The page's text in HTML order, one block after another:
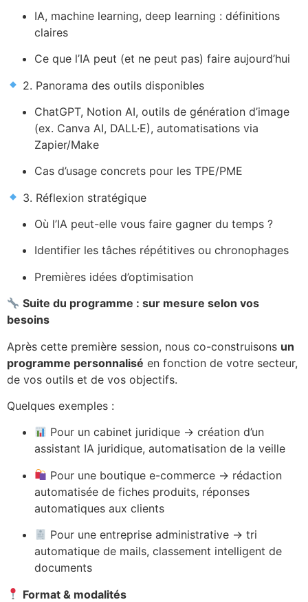
IA, machine learning, deep learning : définitions
claires
Ce que l’IA peut (et ne peut pas) faire aujourd’hui
2. Panorama des outils disponibles
ChatGPT, Notion AI, outils de génération d’image
(ex. Canva AI, DALL·E), automatisations via
Zapier/Make
Cas d’usage concrets pour les TPE/PME
3. Réflexion stratégique
Où l’IA peut-elle vous faire gagner du temps ?
Identifier les tâches répétitives ou chronophages
Premières idées d’optimisation
Suite du programme : sur mesure selon vos
besoins
Après cette première session, nous co-construisons un
programme personnalisé en fonction de votre secteur,
de vos outils et de vos objectifs.
Quelques exemples :
Pour un cabinet juridique → création d’un
assistant IA juridique, automatisation de la veille
Pour une boutique e-commerce → rédaction
automatisée de fiches produits, réponses
automatiques aux clients
Pour une entreprise administrative → tri
automatique de mails, classement intelligent de
documents
Format & modalités